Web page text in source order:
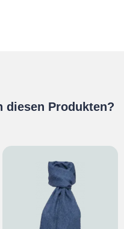
diesen Produkten?